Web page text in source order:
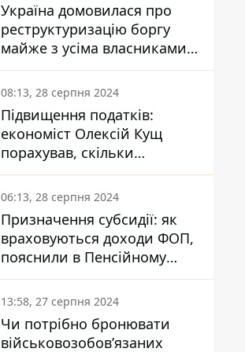
Україна домовилася про
реструктуризацію боргу
майже з усіма власниками
єврооблігацій: що це
означає для країни
08:13, 28 серпня 2024
Підвищення податків:
економіст Олексій Кущ
порахував, скільки
заплатить кожен українець
06:13, 28 серпня 2024
Призначення субсидії: як
враховуються доходи ФОП,
пояснили в Пенсійному
фонді
13:58, 27 серпня 2024
Чи потрібно бронювати
військовозобов’язаних